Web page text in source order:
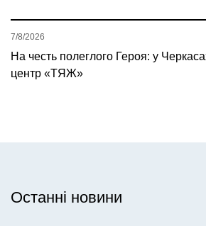
На честь полеглого Героя: у
центр «ТЯЖ»
7/8/2026
Останні новини